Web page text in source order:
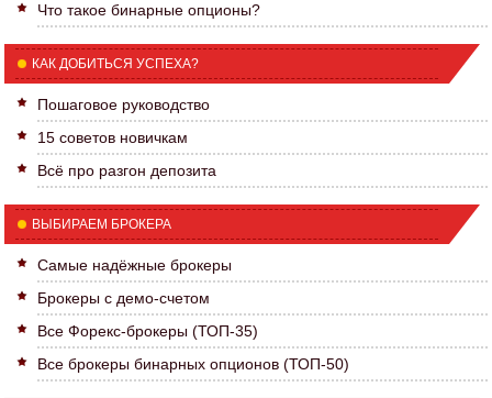
Что такое бинарные опционы?
КАК ДОБИТЬСЯ УСПЕХА?
Пошаговое руководство
15 советов новичкам
Всё про разгон депозита
ВЫБИРАЕМ БРОКЕРА
Самые надёжные брокеры
Брокеры с демо-счетом
Все Форекс-брокеры (ТОП-35)
Все брокеры бинарных опционов (ТОП-50)